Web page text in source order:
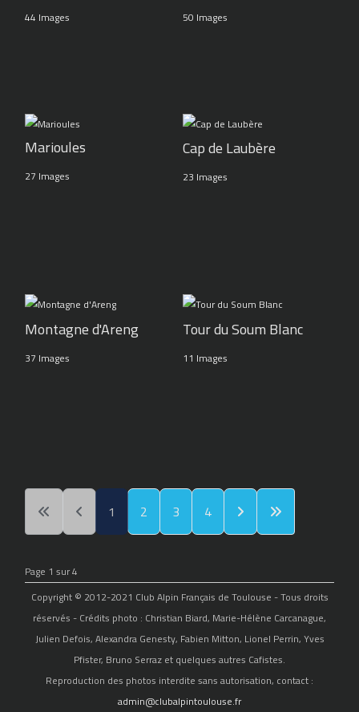
44 Images 50 Images
Marioules
27 Images
Cap de Laubère
23 Images
Montagne d'Areng
37 Images
Tour du Soum Blanc
11 Images
1 2 3 4
Page 1 sur 4
Copyright © 2012-2021 Club Alpin Français de Toulouse - Tous droits
réservés - Crédits photo : Christian Biard, Marie-Hélène Carcanague,
Julien Defois, Alexandra Genesty, Fabien Mitton, Lionel Perrin, Yves
Pfister, Bruno Serraz et quelques autres Cafistes.
Reproduction des photos interdite sans autorisation, contact :
admin@clubalpintoulouse.fr